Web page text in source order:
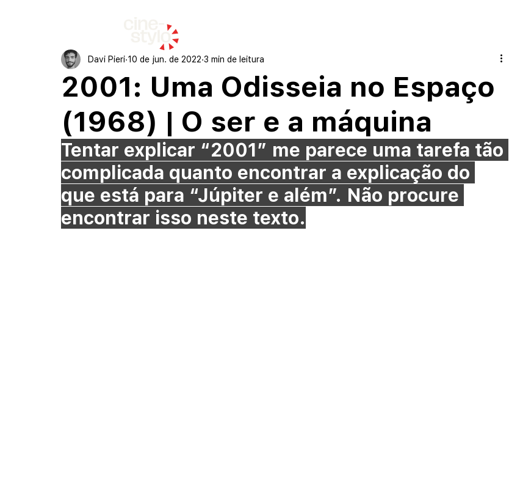
2001: Uma Odisseia no Espaço
(1968) | O ser e a máquina
Davi Pieri 10 de jun. de 2022 3 min de leitura
Tentar explicar “2001” me parece uma tarefa tão
complicada quanto encontrar a explicação do
que está para “Júpiter e além”. Não procure
encontrar isso neste texto.